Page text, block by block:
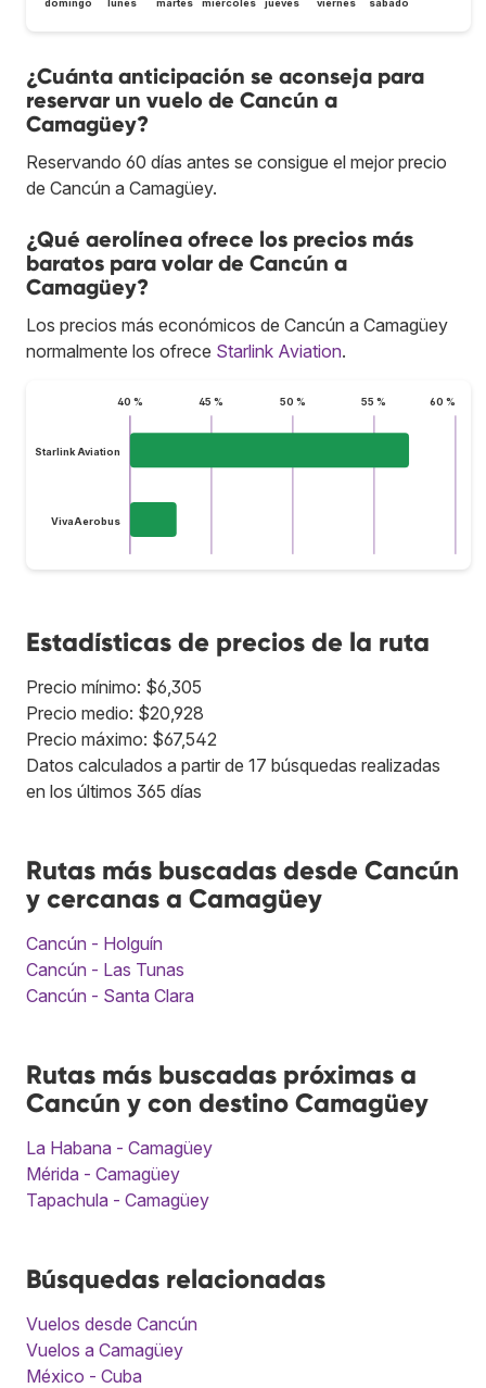
domingo lunes martes miércoles jueves viernes sábado
¿Cuánta anticipación se aconseja para
reservar un vuelo de Cancún a
Camagüey?
Reservando 60 días antes se consigue el mejor precio
de Cancún a Camagüey.
¿Qué aerolínea ofrece los precios más
baratos para volar de Cancún a
Camagüey?
Los precios más económicos de Cancún a Camagüey
normalmente los ofrece Starlink Aviation.
40 % 45 % 50 % 55 % 60 %
Starlink Aviation
VivaAerobus
Estadísticas de precios de la ruta
Precio mínimo: $6,305
Precio medio: $20,928
Precio máximo: $67,542
Datos calculados a partir de 17 búsquedas realizadas
en los últimos 365 días
Rutas más buscadas desde Cancún
y cercanas a Camagüey
Cancún - Holguín
Cancún - Las Tunas
Cancún - Santa Clara
Rutas más buscadas próximas a
Cancún y con destino Camagüey
La Habana - Camagüey
Mérida - Camagüey
Tapachula - Camagüey
Búsquedas relacionadas
Vuelos desde Cancún
Vuelos a Camagüey
México - Cuba